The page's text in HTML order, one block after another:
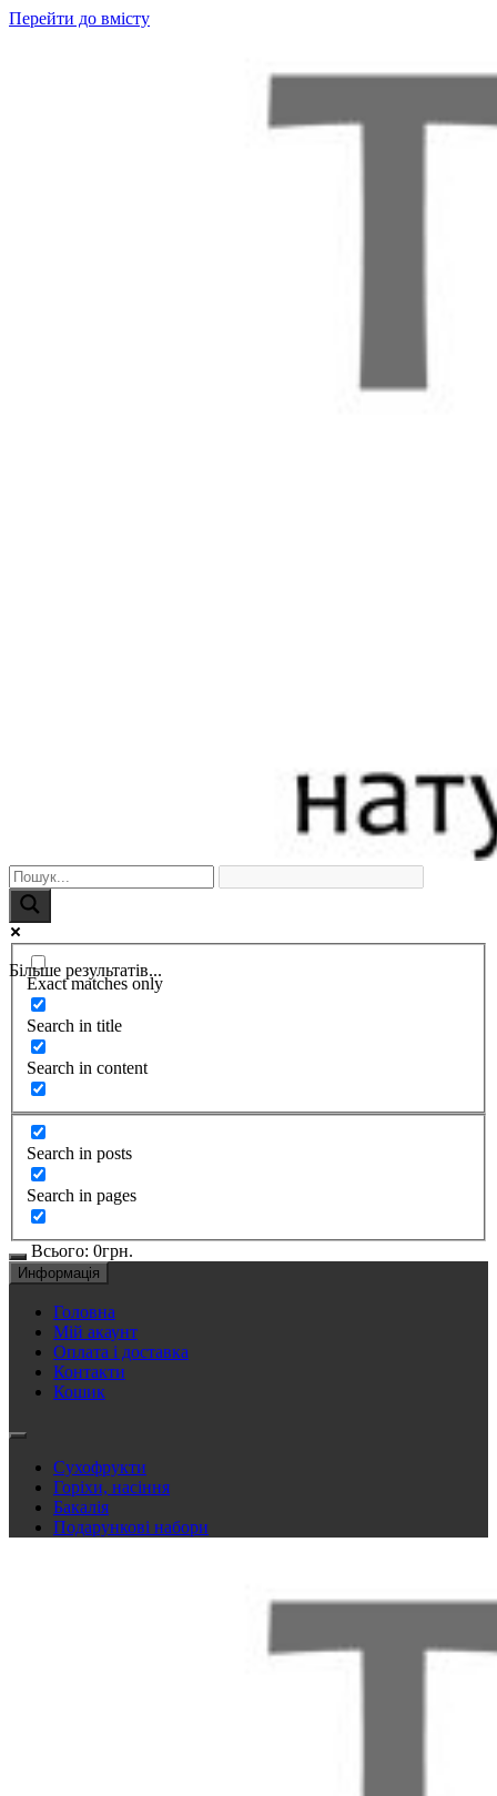
Перейти до вмісту
Більше результатів...
Exact matches only
Search in title
Search in content
Search in posts
Search in pages
Всього: 0грн.
Информація
Головна
Мій акаунт
Оплата і доставка
Контакти
Кошик
Сухофрукти
Горіхи, насіння
Бакалія
Подарункові набори